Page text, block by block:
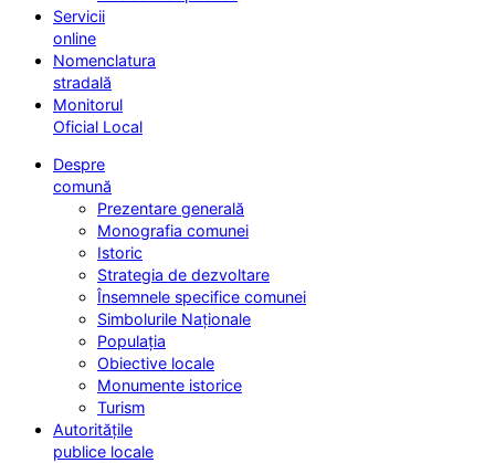
Servicii
online
Nomenclatura
stradală
Monitorul
Oficial Local
Despre
comună
Prezentare generală
Monografia comunei
Istoric
Strategia de dezvoltare
Însemnele specifice comunei
Simbolurile Naționale
Populația
Obiective locale
Monumente istorice
Turism
Autoritățile
publice locale